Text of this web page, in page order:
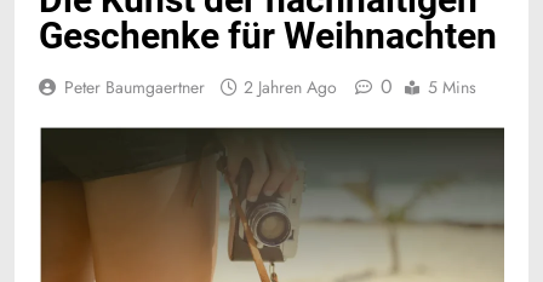
Geschenke für Weihnachten
Peter Baumgaertner 2 Jahren Ago 0 5 Mins